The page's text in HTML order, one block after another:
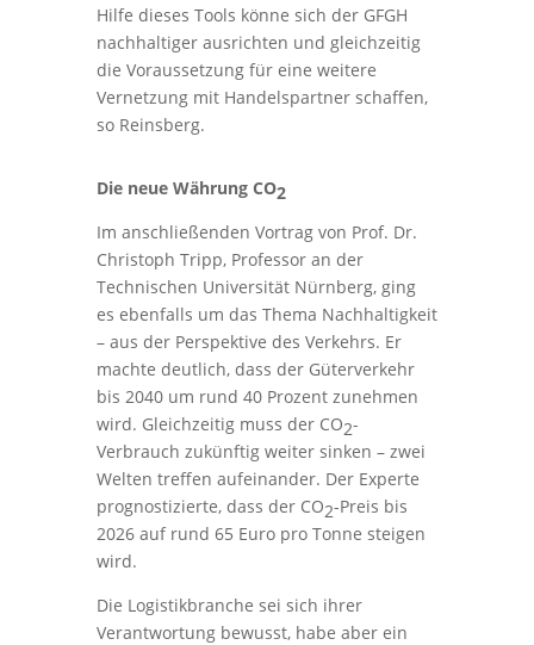
Hilfe dieses Tools könne sich der GFGH
nachhaltiger ausrichten und gleichzeitig
die Voraussetzung für eine weitere
Vernetzung mit Handelspartner schaffen,
so Reinsberg.
Die neue Währung CO2
Im anschließenden Vortrag von Prof. Dr.
Christoph Tripp, Professor an der
Technischen Universität Nürnberg, ging
es ebenfalls um das Thema Nachhaltigkeit
– aus der Perspektive des Verkehrs. Er
machte deutlich, dass der Güterverkehr
bis 2040 um rund 40 Prozent zunehmen
wird. Gleichzeitig muss der CO2-
Verbrauch zukünftig weiter sinken – zwei
Welten treffen aufeinander. Der Experte
prognostizierte, dass der CO2-Preis bis
2026 auf rund 65 Euro pro Tonne steigen
wird.
Die Logistikbranche sei sich ihrer
Verantwortung bewusst, habe aber ein